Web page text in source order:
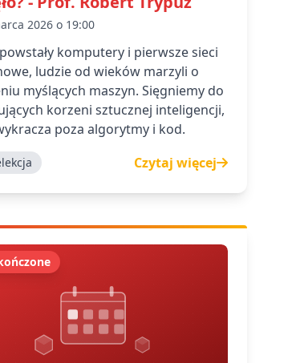
2026 o 19:00
komputery i pierwsze sieci
ludzie od wieków marzyli o
myślących maszyn. Sięgniemy do
korzeni sztucznej inteligencji,
poza algorytmy i kod.
Czytaj więcej